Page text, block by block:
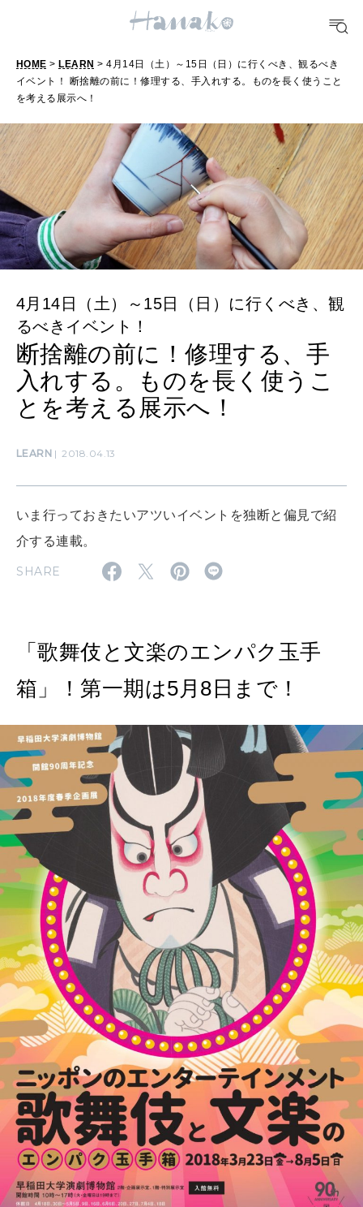
TRAVEL
明日のわたし
[12星座別] Weekly Holoscope
[12星座別] Monthly Love Holoscope
女神まり愛のタロットメッセージ
HEALTH
自分にやさしく
LEARN
MAMA
ママもいろいろ
CULTURE
MAGAZINE
特集
2026年9月号「北海道 おいしく遊ぶ、夏のご褒美旅。」
2026年8月号『お茶の時間です。』
2026年7月号「鎌倉 ローカルが 教えてくれた 本当の歩き方。」
2026年6月号「大銀座 トレンドが生まれる 新しい一流店へ。」
2026年5月号「“大好き”に出会いに。韓国」
2026年4月号「未来をつくる、学びの教科書。」
2026年3月号「スイーツ予想図 2026」
2026年2月号「良運を掴む 新・開運術。」
2026年1月号「猫がいれば、幸せ」
2025年12月号「お酒の新常識。」
MAGAZINE MOOK
FOLLOW US!
HOME > LEARN > 4月14日（土）～15日（日）に行くべき、観るべき
イベント！ 断捨離の前に！修理する、手入れする。ものを長く使うこと
を考える展示へ！
4月14日（土）～15日（日）に行くべき、観
るべきイベント！
断捨離の前に！修理する、手
入れする。ものを長く使うこ
とを考える展示へ！
LEARN 2018.04.13
いま行っておきたいアツいイベントを独断と偏見で紹
介する連載。
SHARE
「歌舞伎と文楽のエンパク玉手
箱」！第一期は5月8日まで！